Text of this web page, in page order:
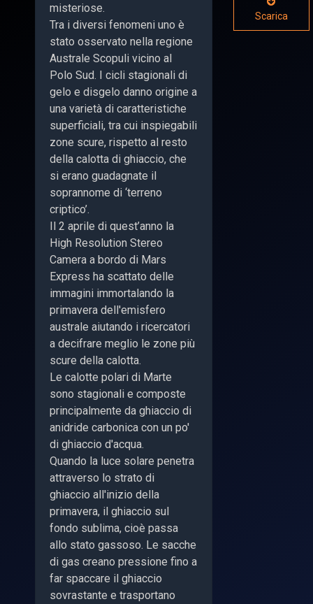
misteriose.
Tra i diversi fenomeni uno è
stato osservato nella regione
Australe Scopuli vicino al
Polo Sud. I cicli stagionali di
gelo e disgelo danno origine a
una varietà di caratteristiche
superficiali, tra cui inspiegabili
zone scure, rispetto al resto
della calotta di ghiaccio, che
si erano guadagnate il
soprannome di ‘terreno
criptico’.
Il 2 aprile di quest’anno la
High Resolution Stereo
Camera a bordo di Mars
Express ha scattato delle
immagini immortalando la
primavera dell'emisfero
australe aiutando i ricercatori
a decifrare meglio le zone più
scure della calotta.
Le calotte polari di Marte
sono stagionali e composte
principalmente da ghiaccio di
anidride carbonica con un po'
di ghiaccio d'acqua.
Quando la luce solare penetra
attraverso lo strato di
ghiaccio all'inizio della
primavera, il ghiaccio sul
fondo sublima, cioè passa
allo stato gassoso. Le sacche
di gas creano pressione fino a
far spaccare il ghiaccio
sovrastante e trasportano
Scarica